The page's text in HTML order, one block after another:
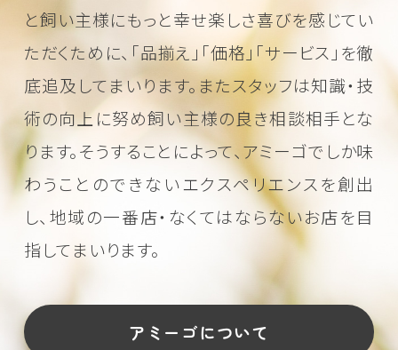
と飼い主様にもっと幸せ楽しさ喜びを感じてい
ただくために、 「品揃え」「価格」「サービス」を徹
底追及してまいります。またスタッフは知識・技
術の向上に努め飼い主様の良き相談相手とな
ります。そうすることによって、アミーゴでしか味
わうことのできないエクスペリエンスを創出
し、地域の一番店・なくてはならないお店を目
指してまいります。
アミーゴについて